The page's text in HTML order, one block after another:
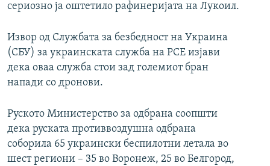
сериозно ја оштетило рафинеријата на Лукоил.
Извор од Службата за безбедност на Украина
(СБУ) за украинската служба на РСЕ изјави
дека оваа служба стои зад големиот бран
напади со дронови.
Руското Министерство за одбрана соопшти
дека руската противвоздушна одбрана
соборила 65 украински беспилотни летала во
шест региони – 35 во Воронеж, 25 во Белгород,